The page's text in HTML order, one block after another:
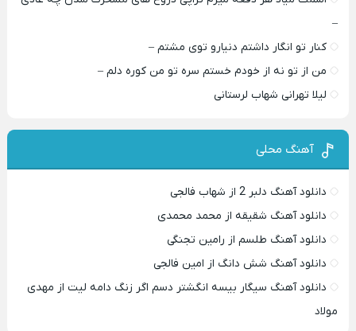
–
کنار تو انگار داشتم دنیارو توی مشتم –
من از تو نه از خودم خستم سره تو من کوره دلم –
لیلا تهرانی شهاب لرستانی
آهنگ محلی
دانلود آهنگ دلبر 2 از شهاب فالجی
دانلود آهنگ شقیقه از محمد محمدی
دانلود آهنگ طلسم از رامین تجنگی
دانلود آهنگ شش دانگ از امین فالجی
دانلود آهنگ سیگار بیسه انگشتر دسم اگر زنگ دامه لیت از مهدی
مولاد